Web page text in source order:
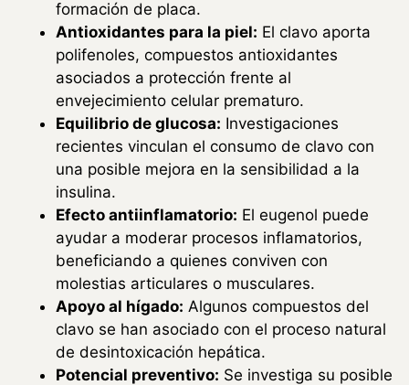
formación de placa.
Antioxidantes para la piel: El clavo aporta
polifenoles, compuestos antioxidantes
asociados a protección frente al
envejecimiento celular prematuro.
Equilibrio de glucosa: Investigaciones
recientes vinculan el consumo de clavo con
una posible mejora en la sensibilidad a la
insulina.
Efecto antiinflamatorio: El eugenol puede
ayudar a moderar procesos inflamatorios,
beneficiando a quienes conviven con
molestias articulares o musculares.
Apoyo al hígado: Algunos compuestos del
clavo se han asociado con el proceso natural
de desintoxicación hepática.
Potencial preventivo: Se investiga su posible